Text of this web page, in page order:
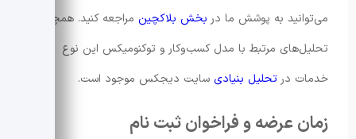
می‌توانید به پوشش ما در بخش بلاکچین مراجعه کنید. همچنین
تحلیل‌های مرتبط با مدل کسب‌وکار و توکنومیکس این نوع
خدمات درتحلیل بنیادی سایت دیجکس موجود است.
زمان عرضه و فراخوان ثبت نام